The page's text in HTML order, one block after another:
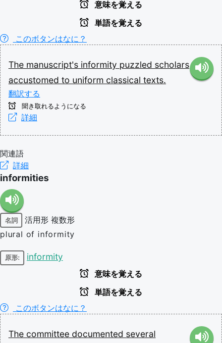
意味を覚える
単語を覚える
このボタンはなに？
The manuscript's informity puzzled scholars
accustomed to uniform classical texts.
翻訳する
聞き取れるようになる
詳細
関連語
詳細
informities
名詞 活用形 複数形
plural of informity
原形: informity
意味を覚える
単語を覚える
このボタンはなに？
The committee documented several